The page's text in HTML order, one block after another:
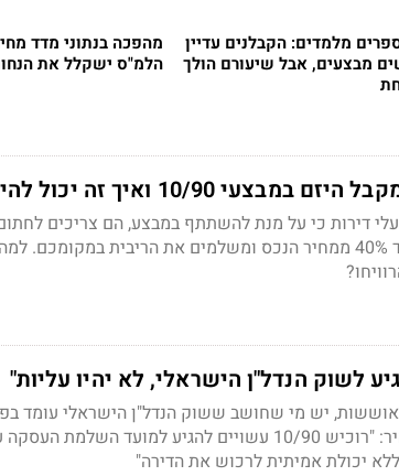
מלמדים: הקבלנים עדיין
מבצעים, אבל שיעורם הולך
מהפכה בנתוני מדד
הלמ"ס ישקלל את
90 ואיך זה יכול להיות?
דירות כי על מנת להשתתף במבצע, הם צריכים
"הלוואת קבלן" ובפועל - הם מקבלים עד 40% ממחיר הנכס ומשלמים את הריבית
לשוק הנדל"ן הישראלי, לא יהיו עליות"
יש מי שחושב ששוק הנדל"ן הישראלי עומד
טלטלה. איש הפיננסים אור פוריה מזהיר: "רוכיש 10/90 עשויים להגיע למועד